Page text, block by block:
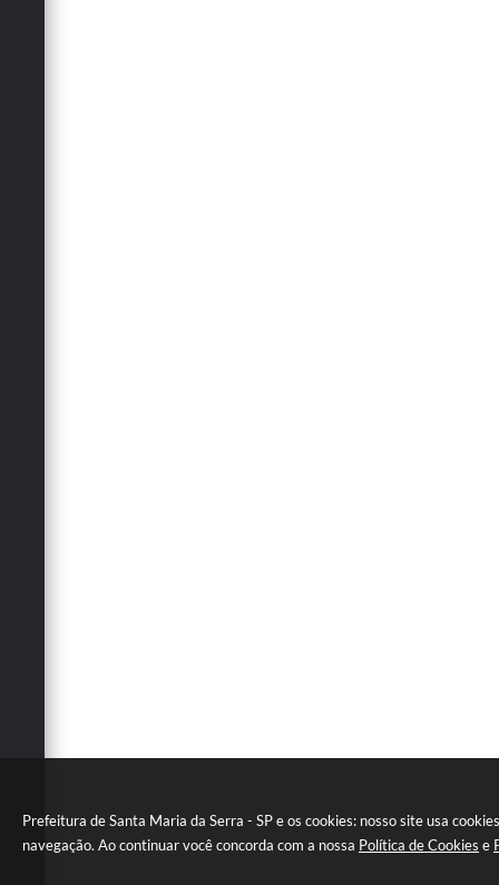
Prefeitura de Santa Maria da Serra - SP e os cookies: nosso site usa
navegação. Ao continuar você concorda com a nossa Política de Cookies e